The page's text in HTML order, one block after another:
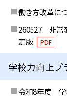
働き方改革につ
260527 非常
定版
PDF
学校力向上プ
令和8年度 学